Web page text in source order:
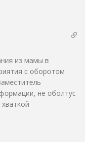
из мамы в
с оборотом
не оболтус